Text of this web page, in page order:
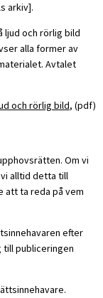
arkiv].
ljud och rörlig bild
alla former av
Avtalet
och rörlig bild, (pdf)
Om vi
alltid detta till
att ta reda på vem
efter
till publiceringen